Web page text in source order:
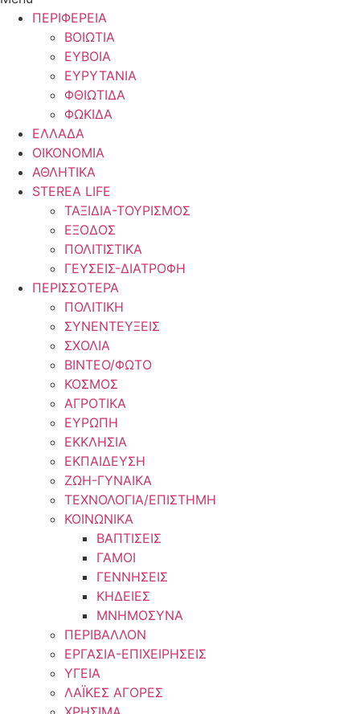
ΠΕΡΙΦΕΡΕΙΑ
ΒΟΙΩΤΙΑ
ΕΥΒΟΙΑ
ΕΥΡΥΤΑΝΙΑ
ΦΘΙΩΤΙΔΑ
ΦΩΚΙΔΑ
ΕΛΛΑΔΑ
ΟΙΚΟΝΟΜΙΑ
ΑΘΛΗΤΙΚΑ
STEREA LIFE
ΤΑΞΙΔΙΑ-ΤΟΥΡΙΣΜΟΣ
ΕΞΟΔΟΣ
ΠΟΛΙΤΙΣΤΙΚΑ
ΓΕΥΣΕΙΣ-ΔΙΑΤΡΟΦΗ
ΠΕΡΙΣΣΟΤΕΡΑ
ΠΟΛΙΤΙΚΗ
ΣΥΝΕΝΤΕΥΞΕΙΣ
ΣΧΟΛΙΑ
ΒΙΝΤΕΟ/ΦΩΤΟ
ΚΟΣΜΟΣ
ΑΓΡΟΤΙΚΑ
ΕΥΡΩΠΗ
ΕΚΚΛΗΣΙΑ
ΕΚΠΑΙΔΕΥΣΗ
ΖΩΗ-ΓΥΝΑΙΚΑ
ΤΕΧΝΟΛΟΓΙΑ/ΕΠΙΣΤΗΜΗ
ΚΟΙΝΩΝΙΚΑ
ΒΑΠΤΙΣΕΙΣ
ΓΑΜΟΙ
ΓΕΝΝΗΣΕΙΣ
ΚΗΔΕΙΕΣ
ΜΝΗΜΟΣΥΝΑ
ΠΕΡΙΒΑΛΛΟΝ
ΕΡΓΑΣΙΑ-ΕΠΙΧΕΙΡΗΣΕΙΣ
ΥΓΕΙΑ
ΛΑΪΚΕΣ ΑΓΟΡΕΣ